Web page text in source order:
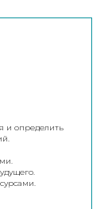
и определить